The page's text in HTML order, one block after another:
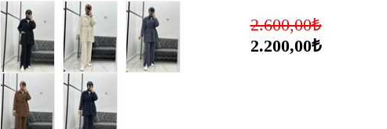
2.600,00₺
2.200,00₺